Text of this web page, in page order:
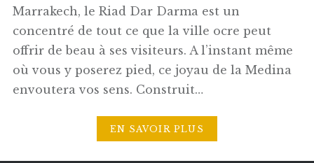
Marrakech, le Riad Dar Darma est un
concentré de tout ce que la ville ocre peut
offrir de beau à ses visiteurs. A l’instant même
où vous y poserez pied, ce joyau de la Medina
envoutera vos sens. Construit…
EN SAVOIR PLUS